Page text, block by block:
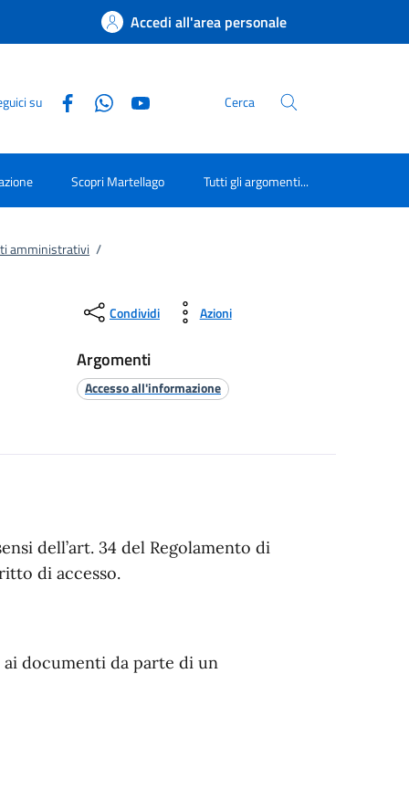
Accedi all'area personale
su Cerca
Scopri Martellago Tutti gli argomenti...
amministrativi /
Condividi Azioni
Argomenti
Accesso all'informazione
dell’art. 34 del Regolamento di
di accesso.
documenti da parte di un